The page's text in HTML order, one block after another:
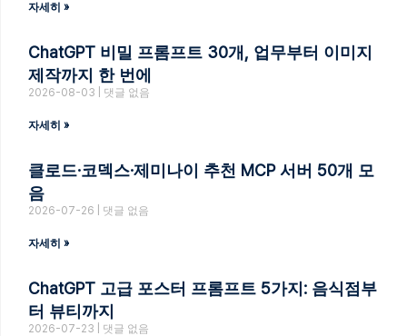
자세히 »
ChatGPT 비밀 프롬프트 30개, 업무부터 이미지
제작까지 한 번에
2026-08-03 댓글 없음
자세히 »
클로드·코덱스·제미나이 추천 MCP 서버 50개 모
음
2026-07-26 댓글 없음
자세히 »
ChatGPT 고급 포스터 프롬프트 5가지: 음식점부
터 뷰티까지
2026-07-23 댓글 없음